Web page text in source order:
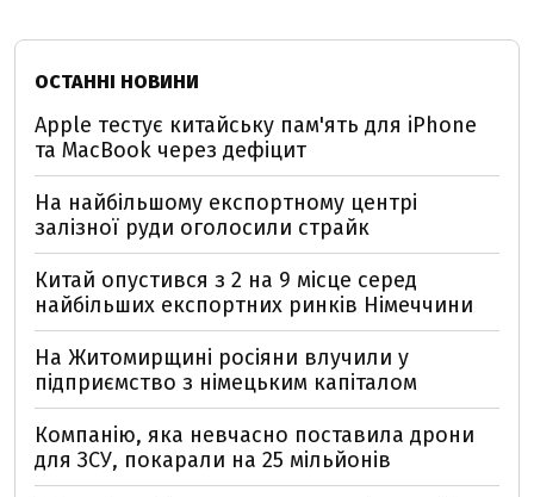
ОСТАННІ НОВИНИ
Apple тестує китайську пам'ять для iPhone
та MacBook через дефіцит
На найбільшому експортному центрі
залізної руди оголосили страйк
Китай опустився з 2 на 9 місце серед
найбільших експортних ринків Німеччини
На Житомирщині росіяни влучили у
підприємство з німецьким капіталом
Компанію, яка невчасно поставила дрони
для ЗСУ, покарали на 25 мільйонів